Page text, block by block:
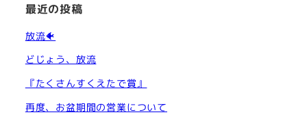
最近の投稿
放流🐠
どじょう、放流
『たくさんすくえたで賞』
再度、お盆期間の営業について